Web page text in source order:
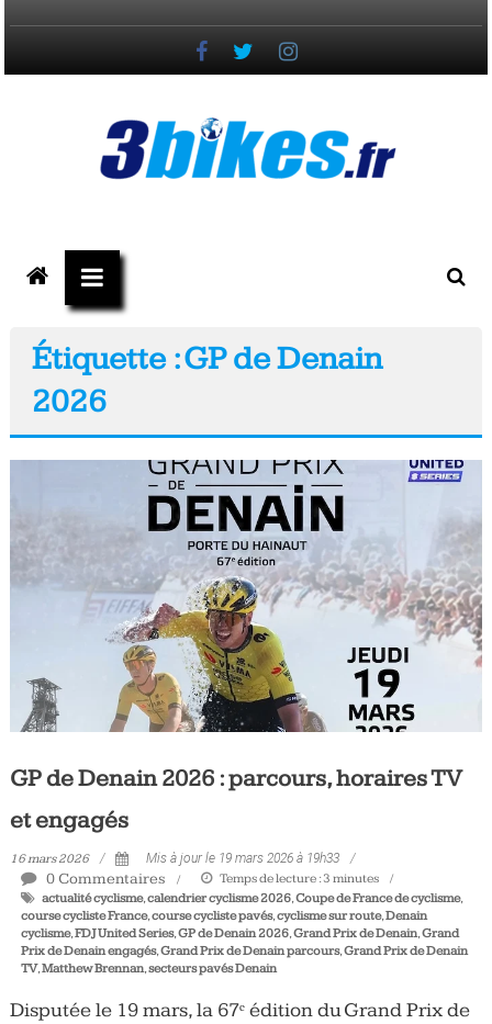
votre
magazine
Vélo,
Gravel
&
Triathlon
les
jours,
votre
triathlon
Étiquette : GP de Denain
2026
GP de Denain 2026 : parcours, horaires TV
et engagés
16 mars 2026 Mis à jour le 19 mars 2026 à 19h33
0 Commentaires Temps de lecture :3 minutes
actualité cyclisme,calendrier cyclisme 2026,Coupe de France de cyclisme,
course cycliste France,course cycliste pavés,cyclisme sur route,Denain
cyclisme,FDJ United Series,GP de Denain 2026,Grand Prix de Denain,Grand
Prix de Denain engagés,Grand Prix de Denain parcours,Grand Prix de Denain
TV,Matthew Brennan,secteurs pavés Denain
Disputée le 19 mars, la 67ᵉ édition du Grand Prix de